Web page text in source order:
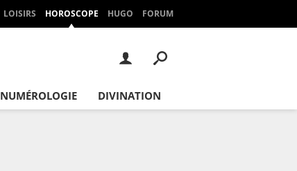
LOISIRS HOROSCOPE HUGO FORUM
NUMÉROLOGIE DIVINATION